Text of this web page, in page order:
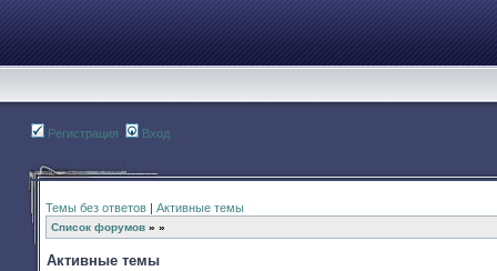
Регистрация Вход
Темы без ответов | Активные темы
Список форумов » »
Активные темы